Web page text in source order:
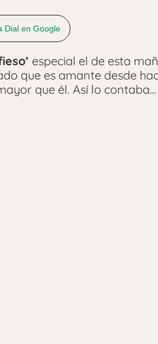
Dial en Google
especial el de esta
que es amante desde
que él. Así lo contaba…